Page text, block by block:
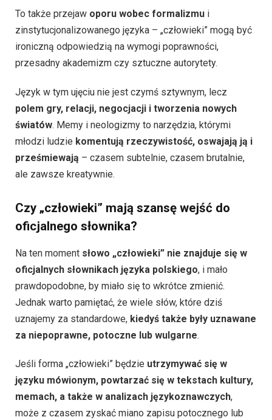
To także przejaw oporu wobec formalizmu i
zinstytucjonalizowanego języka – „człowieki” mogą być
ironiczną odpowiedzią na wymogi poprawności,
przesadny akademizm czy sztuczne autorytety.
Język w tym ujęciu nie jest czymś sztywnym, lecz
polem gry, relacji, negocjacji i tworzenia nowych
światów. Memy i neologizmy to narzędzia, którymi
młodzi ludzie komentują rzeczywistość, oswajają ją i
prześmiewają – czasem subtelnie, czasem brutalnie,
ale zawsze kreatywnie.
Czy „człowieki” mają szansę wejść do
oficjalnego słownika?
Na ten moment słowo „człowieki” nie znajduje się w
oficjalnych słownikach języka polskiego, i mało
prawdopodobne, by miało się to wkrótce zmienić.
Jednak warto pamiętać, że wiele słów, które dziś
uznajemy za standardowe, kiedyś także były uznawane
za niepoprawne, potoczne lub wulgarne.
Jeśli forma „człowieki” będzie utrzymywać się w
języku mówionym, powtarzać się w tekstach kultury,
memach, a także w analizach językoznawczych,
może z czasem zyskać miano zapisu potocznego lub